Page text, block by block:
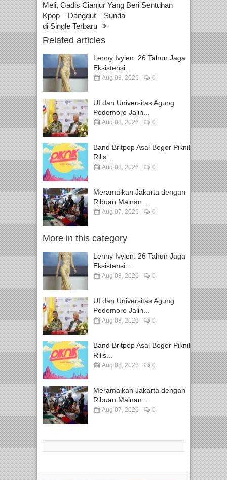
Meli, Gadis Cianjur Yang Beri Sentuhan
Kpop – Dangdut – Sunda
di Single Terbaru
Related articles
Lenny Ivylen: 26 Tahun Jaga
Eksistensi...
Aug 08, 2026 0
UI dan Universitas Agung
Podomoro Jalin...
Aug 08, 2026 0
Band Britpop Asal Bogor Piknik
Rilis...
Aug 08, 2026 0
Meramaikan Jakarta dengan
Ribuan Mainan...
Aug 07, 2026 0
More in this category
Lenny Ivylen: 26 Tahun Jaga
Eksistensi...
Aug 08, 2026 0
UI dan Universitas Agung
Podomoro Jalin...
Aug 08, 2026 0
Band Britpop Asal Bogor Piknik
Rilis...
Aug 08, 2026 0
Meramaikan Jakarta dengan
Ribuan Mainan...
Aug 07, 2026 0